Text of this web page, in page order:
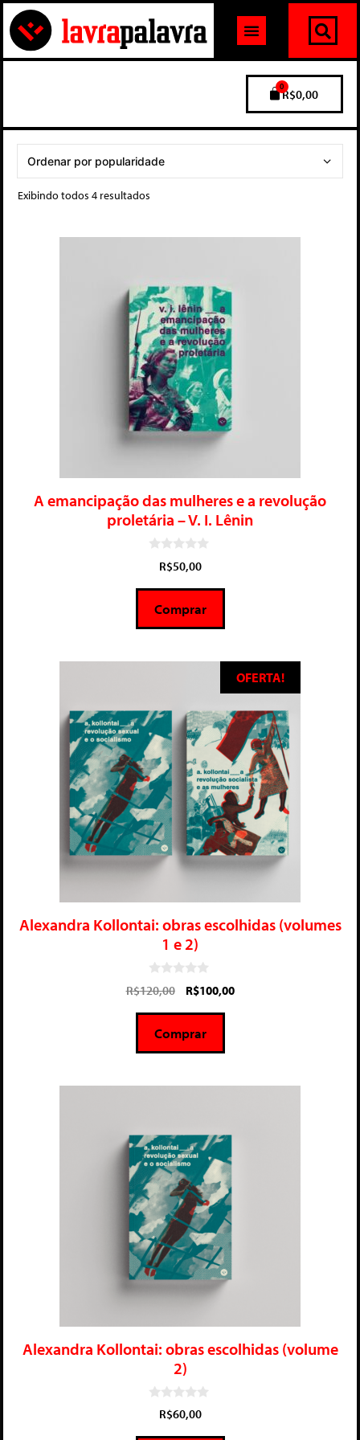
R$0,00
0
Exibindo todos 4 resultados
A emancipação das mulheres e a revolução
proletária – V. I. Lênin
5
R$50,00
Comprar
OFERTA!
Alexandra Kollontai: obras escolhidas (volumes
1 e 2)
0
d
5
R$120,00 R$100,00
Comprar
Alexandra Kollontai: obras escolhidas (volume
2)
R$60,00